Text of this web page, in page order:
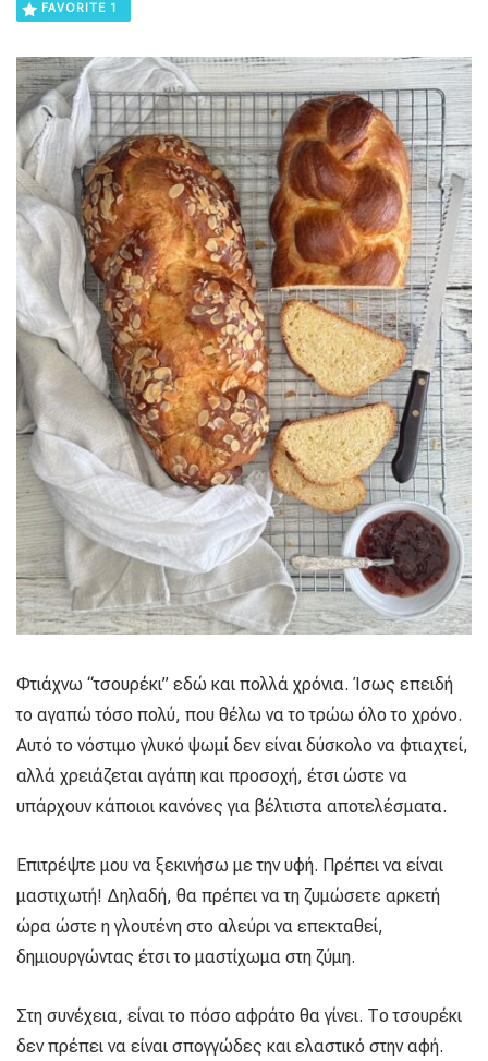
FAVORITE 1
Φτιάχνω “τσουρέκι” εδώ και πολλά χρόνια. Ίσως επειδή
το αγαπώ τόσο πολύ, που θέλω να το τρώω όλο το χρόνο.
Αυτό το νόστιμο γλυκό ψωμί δεν είναι δύσκολο να φτιαχτεί,
αλλά χρειάζεται αγάπη και προσοχή, έτσι ώστε να
υπάρχουν κάποιοι κανόνες για βέλτιστα αποτελέσματα.
Επιτρέψτε μου να ξεκινήσω με την υφή. Πρέπει να είναι
μαστιχωτή! Δηλαδή, θα πρέπει να τη ζυμώσετε αρκετή
ώρα ώστε η γλουτένη στο αλεύρι να επεκταθεί,
δημιουργώντας έτσι το μαστίχωμα στη ζύμη.
Στη συνέχεια, είναι το πόσο αφράτο θα γίνει. Το τσουρέκι
δεν πρέπει να είναι σπογγώδες και ελαστικό στην αφή.